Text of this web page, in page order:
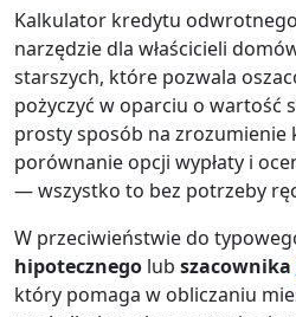
Kalkulator kredytu
narzędzie dla właścicieli
starszych, które pozwala
pożyczyć w oparciu o wartość
prosty sposób na
porównanie opcji wypłaty i
— wszystko to bez potrzeby
W przeciwieństwie do
hipotecznego lub szacownika
który pomaga w obliczaniu